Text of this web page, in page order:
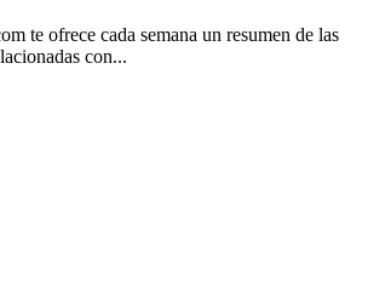
te ofrece cada semana un resumen de las
con...